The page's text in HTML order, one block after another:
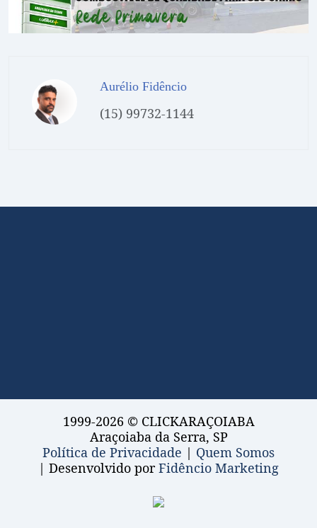
Aurélio Fidêncio
(15) 99732-1144
1999-2026 © CLICKARAÇOIABA
Araçoiaba da Serra, SP
Política de Privacidade | Quem Somos
| Desenvolvido porFidêncio Marketing